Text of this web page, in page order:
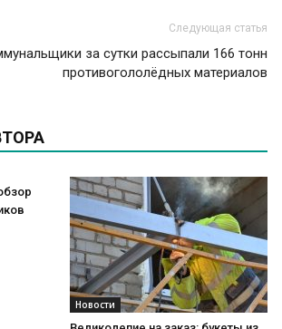
Следующая статья
за сутки рассыпали 166 тонн
противогололёдных материалов
Новости